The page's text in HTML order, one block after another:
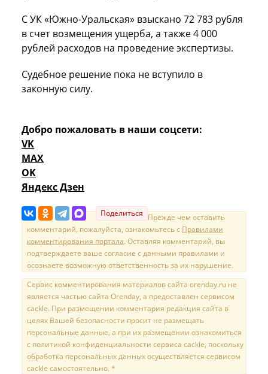
С УК «Южно-Уральская» взыскано 72 783 рубля
в счет возмещения ущерба, а также 4 000
рублей расходов на проведение экспертизы.
Судебное решение пока не вступило в
законную силу.
Добро пожаловать в наши соцсети:
VK
MAX
OK
Яндекс Дзен
Поделиться Прежде чем оставить
комментарий, пожалуйста, ознакомьтесь с Правилами
комментирования портала. Оставляя комментарий, вы
подтверждаете ваше согласие с данными правилами и
осознаете возможную ответственность за их нарушение.
Сервис комментирования материалов сайта orenday.ru не
является частью сайта Orenday, а предоставлен сервисом
cackle. При размещении комментария редакция сайта в
целях Вашей безопасности просит не размещать
персональные данные, а при их размещении ознакомиться
с политикой конфиденциальности сервиса cackle, поскольку
обработка персональных данных осуществляется сервисом
cackle самостоятельно. *